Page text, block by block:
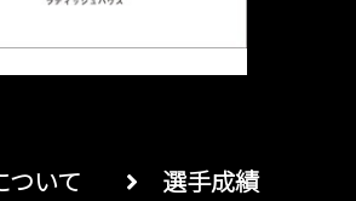
ついて 選手成績